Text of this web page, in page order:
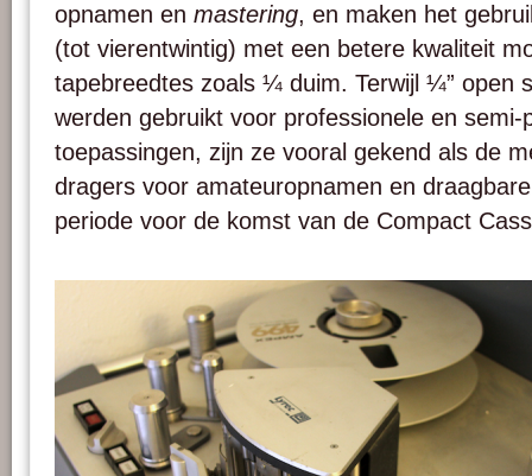
opnamen en mastering, en maken het
(tot vierentwintig) met een betere kwaliteit
tapebreedtes zoals ¼ duim. Terwijl ¼” open
werden gebruikt voor professionele en semi-
toepassingen, zijn ze vooral gekend als de
dragers voor amateuropnamen en
periode voor de komst van de Compact